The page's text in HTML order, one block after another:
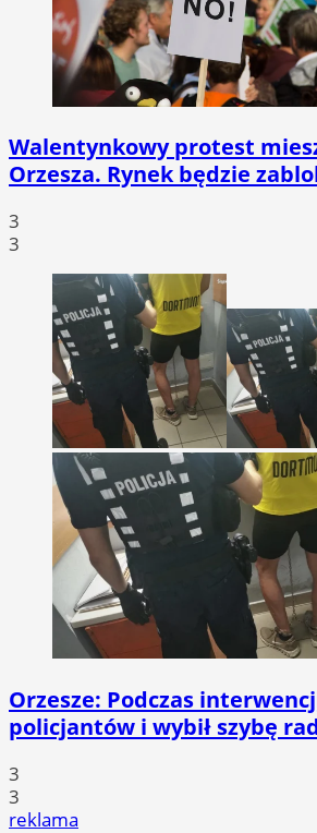
Walentynkowy protest
Orzesza. Rynek będzie
3
3
Orzesze: Podczas
policjantów i wybił szybę
3
3
reklama